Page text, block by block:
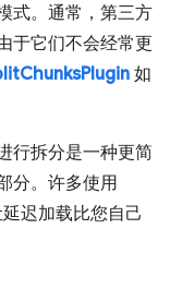
式。通常，第三方
于它们不会经常更
如
行拆分是一种更简
分。许多使用
迟加载比您自己